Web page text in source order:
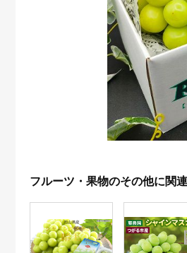
フルーツ・果物のその他に関